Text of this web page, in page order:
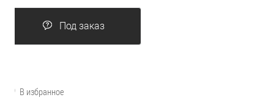
Под заказ
В избранное